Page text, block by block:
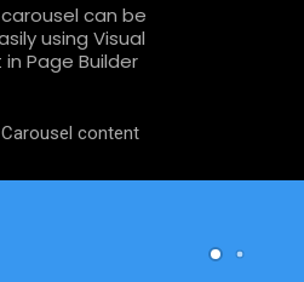
can be
using Visual
Page Builder
Carousel content